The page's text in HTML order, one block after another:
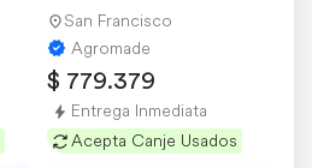
San Francisco
Agromade
$ 779.379
Entrega Inmediata
Acepta Canje Usados